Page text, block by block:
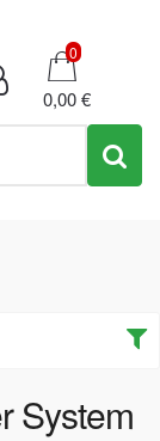
Καλάθι
0
0,00 €
System